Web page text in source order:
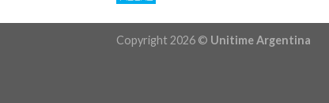
Copyright 2026 © Unitime Argentina